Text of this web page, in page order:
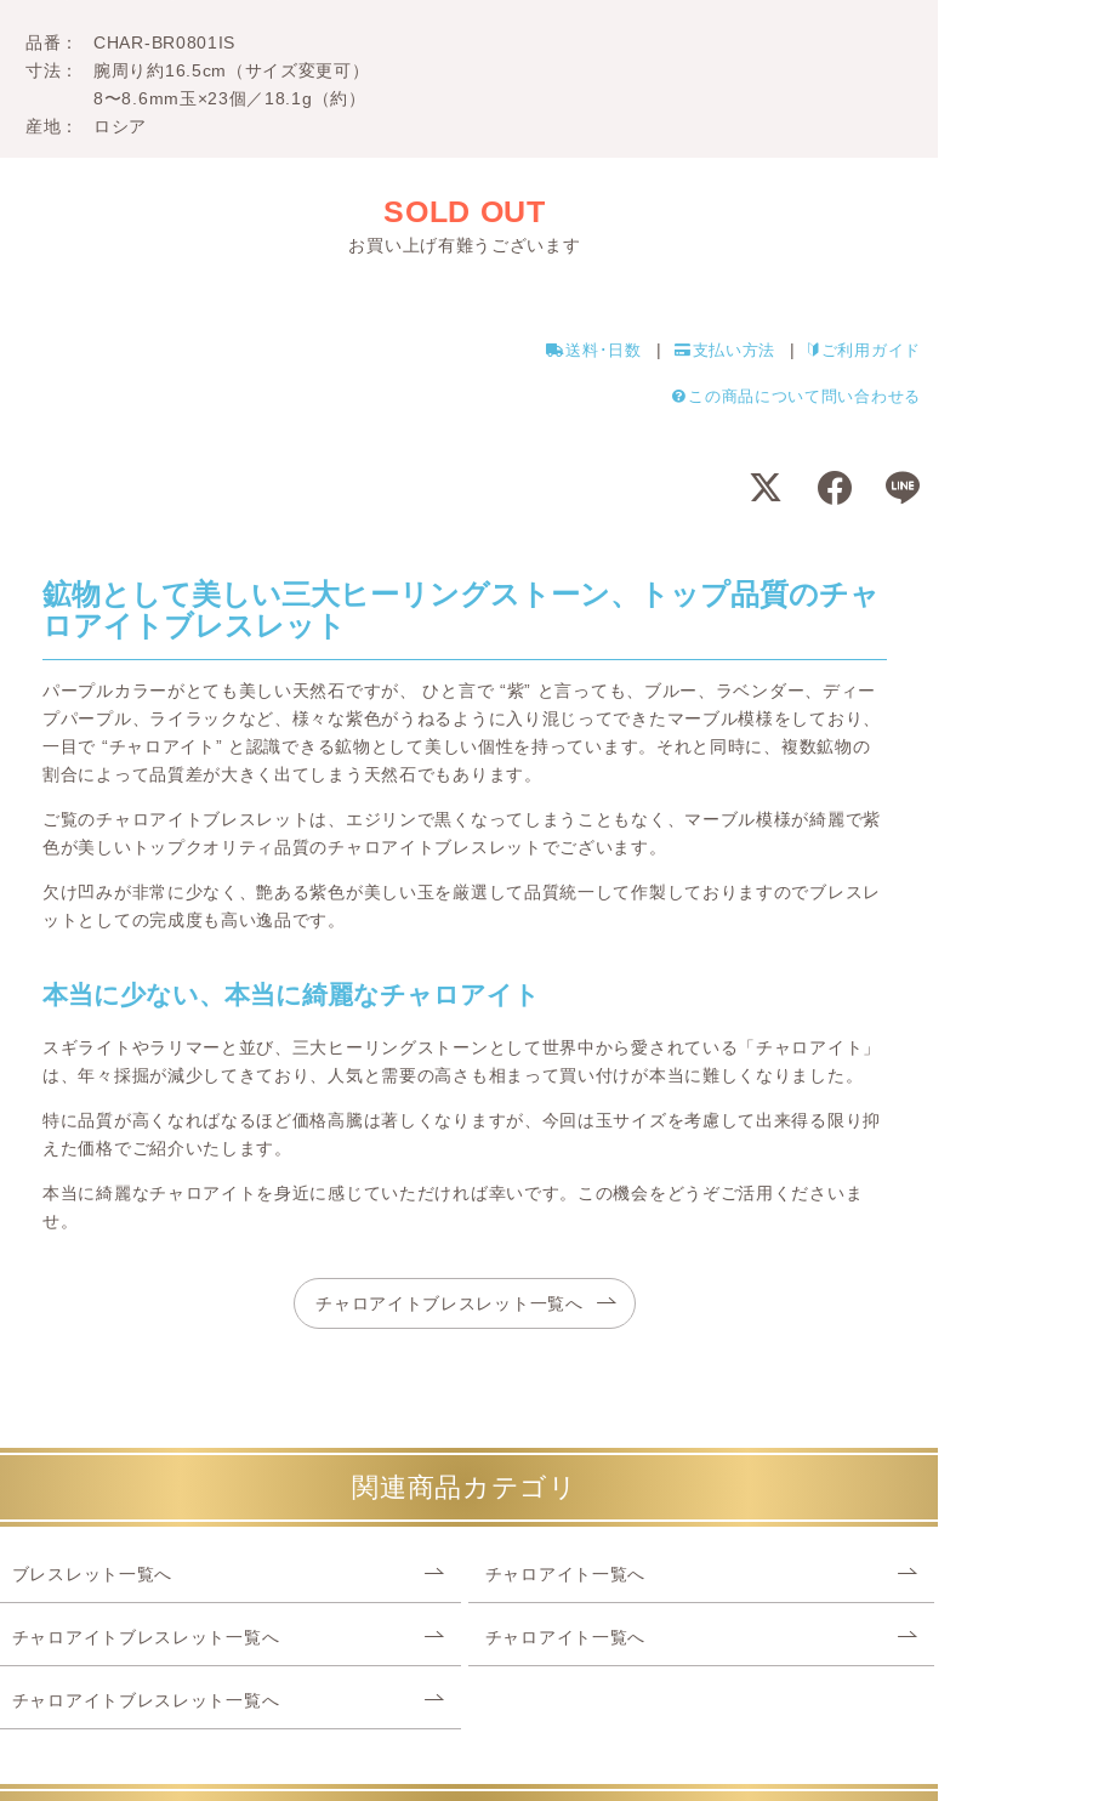
品番
CHAR-BR0801IS
寸法
腕周り約16.5cm（サイズ変更可）
8〜8.6mm玉×23個／18.1g（約）
産地
ロシア
SOLD OUT
お買い上げ有難うございます
送料･日数 支払い方法 ご利用ガイド
この商品について問い合わせる
鉱物として美しい三大ヒーリングストーン、トップ品質のチャ
ロアイトブレスレット
パープルカラーがとても美しい天然石ですが、 ひと言で “紫” と言っても、ブルー、ラベンダー、ディー
プパープル、ライラックなど、様々な紫色がうねるように入り混じってできたマーブル模様をしており、
一目で “チャロアイト” と認識できる鉱物として美しい個性を持っています。それと同時に、複数鉱物の
割合によって品質差が大きく出てしまう天然石でもあります。
ご覧のチャロアイトブレスレットは、エジリンで黒くなってしまうこともなく、マーブル模様が綺麗で紫
色が美しいトップクオリティ品質のチャロアイトブレスレットでございます。
欠け凹みが非常に少なく、艶ある紫色が美しい玉を厳選して品質統一して作製しておりますのでブレスレ
ットとしての完成度も高い逸品です。
本当に少ない、本当に綺麗なチャロアイト
スギライトやラリマーと並び、三大ヒーリングストーンとして世界中から愛されている「チャロアイト」
は、年々採掘が減少してきており、人気と需要の高さも相まって買い付けが本当に難しくなりました。
特に品質が高くなればなるほど価格高騰は著しくなりますが、今回は玉サイズを考慮して出来得る限り抑
えた価格でご紹介いたします。
本当に綺麗なチャロアイトを身近に感じていただければ幸いです。この機会をどうぞご活用くださいま
せ。
チャロアイトブレスレット一覧へ
関連商品カテゴリ
ブレスレット一覧へ チャロアイト一覧へ
チャロアイトブレスレット一覧へ チャロアイト一覧へ
チャロアイトブレスレット一覧へ